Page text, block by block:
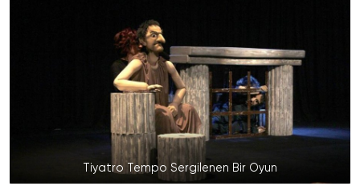
Tiyatro Tempo Sergilenen Bir Oyun